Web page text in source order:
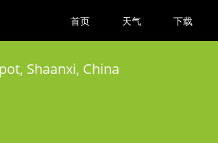
首页 天气 下载
Shaanxi, China